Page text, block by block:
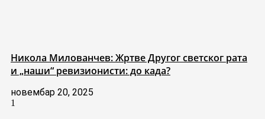
Никола Милованчев: Жртве Другог светског рата
и „наши“ ревизионисти: до када?
новембар 20, 2025